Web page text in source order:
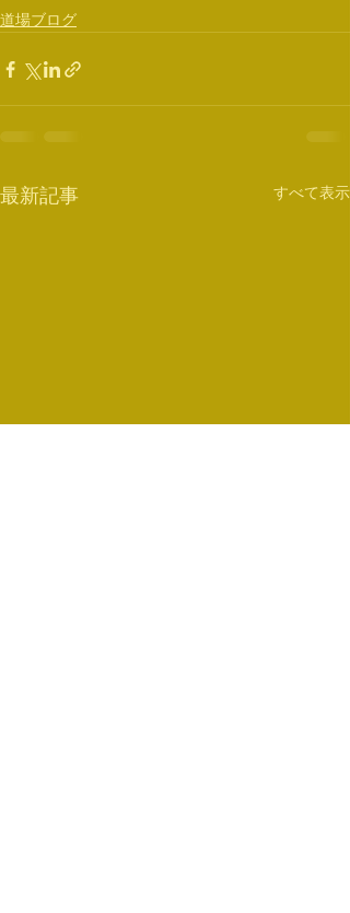
道場ブログ
最新記事 すべて表示